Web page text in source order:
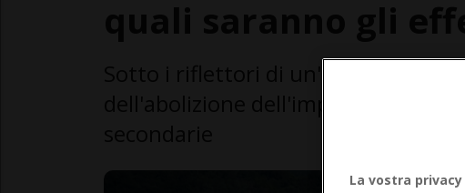
dell'abolizione dell'imposta sul
La vostra